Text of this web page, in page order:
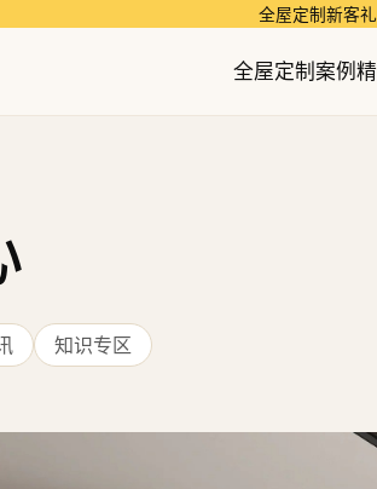
全屋定制新客
全屋定制案例
知识专区